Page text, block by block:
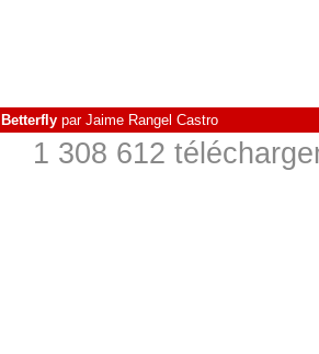
Betterfly par Jaime Rangel Castro
1 308 612